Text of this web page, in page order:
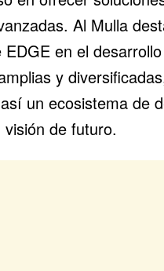
Al Mulla
EDGE en el
y
un ecosistema de
de futuro.